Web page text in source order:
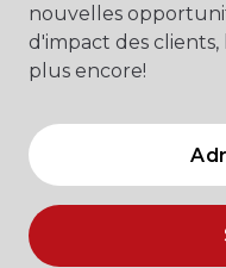
nouvelles
d'impact des clients,
plus encore!